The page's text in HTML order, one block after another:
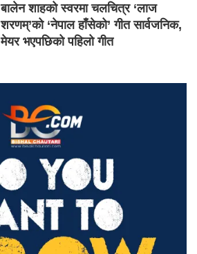
बालेन शाहको स्वरमा चलचित्र ‘लाज
शरणम्’को ‘नेपाल हाँसेको’ गीत सार्वजनिक,
मेयर भएपछिको पहिलो गीत